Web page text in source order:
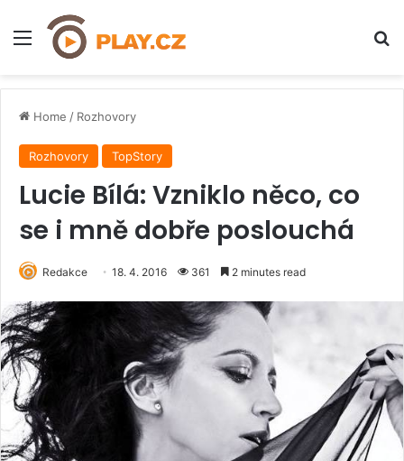
Menu
Home / Rozhovory
Rozhovory TopStory
Lucie Bílá: Vzniklo něco, co
se i mně dobře poslouchá
Redakce 18. 4. 2016 361 2 minutes read